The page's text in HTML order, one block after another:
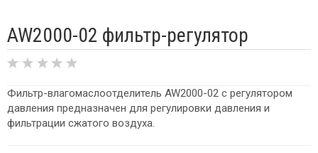
AW2000-02 фильтр-регулятор
Фильтр-влагомаслоотделитель AW2000-02 с регулятором
давления предназначен для регулировки давления и
фильтрации сжатого воздуха.